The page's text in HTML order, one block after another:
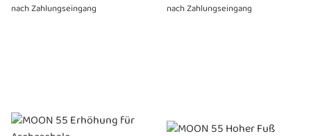
nach Zahlungseingang
nach Zahlungseingang